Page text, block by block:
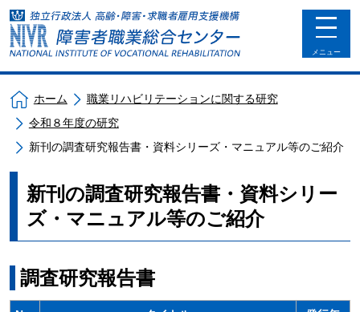
toggle
メニュー
ホーム
職業リハビリテーションに関する研究
令和８年度の研究
新刊の調査研究報告書・資料シリーズ・マニュアル等のご紹介
新刊の調査研究報告書・資料シリー
ズ・マニュアル等のご紹介
調査研究報告書